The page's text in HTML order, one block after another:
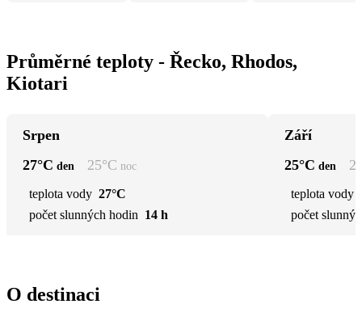
Průměrné teploty - Řecko, Rhodos,
Kiotari
Srpen
27°C den 25°C noc
teplota vody 27°C
počet slunných hodin 14 h
Září
25°C den
teplota vody
počet
O destinaci